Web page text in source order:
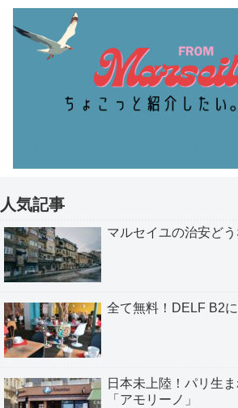
人気記事
マルセイユの治安ど
全て無料！DELF B2
日本未上陸！パリ生
「アモリーノ」